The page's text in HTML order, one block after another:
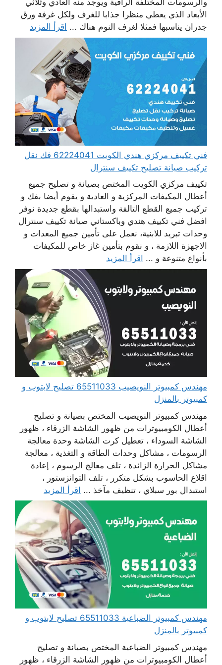
والرسومات المختلفة الراقية ويوجد منه العادي وثلاثي
الأبعاد الذي يعطي منظرا جذابا للغرف ولكل غرفة ورق
جدران يناسبها فمثلا لغرف النوم هناك ... اقرأ المزيد
فني تكييف مركزي هندي الكويت 62224041 فك نقل
تركيب صيانة تصليح تكييف سنترال
تكييف مركزي الكويت المختص بصيانة و تصليح جميع
أعطال المكيفات المركزية و العادية و يقوم أيضا بفك و
تركيب جميع القطع التالفة واستبدالها بقطع جديدة نوفر
افضل فني تكييف هندي وباكستاني صيانة تكييف سنترال
وحدات تبريد للابنية، نعمل على تأمين جميع المعدات و
الاجهزة اللازمة ، و نقوم بتأمين غاز خاص للمكيفات
بأنواع متنوعة و ... اقرأ المزيد
مهندس كمبيوتر النويصيب 65511033 تصليح لابتوب و
كمبيوتر بالمنزل
مهندس كمبيوتر النويصيب المختص بصيانة و تصليح
أعطال الكومبيوترات من ظهور الشاشة الزرقاء ، ظهور
الشاشة السوداء ، تعطيل كرت الشاشة وحدة معالجة
الرسومات ، مشاكل وحدات الطاقة و التغذية ، معالجة
مشاكل الحرارة الزائدة ، تلف معالج الرسوم ، إعادة
اقلاع الحاسوب بشكل متكرر ، تلف التوانزستور ،
استبدال بور سبلاي ، تنظيف مآخذ ... اقرأ المزيد
مهندس كمبيوتر الضباعية 65511033 تصليح لابتوب و
كمبيوتر بالمنزل
مهندس كمبيوتر الضباعية المختص بصيانة و تصليح
أعطال الكومبيوترات من ظهور الشاشة الزرقاء ، ظهور